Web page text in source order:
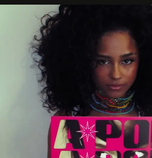
neerstrijkt in Saint-Tropez. Dit zijn de
die deze zomer de toon zetten, van
zwoele nachten.